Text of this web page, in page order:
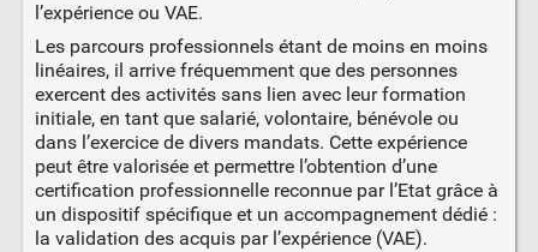
l’expérience ou VAE.
Les parcours professionnels étant de moins en moins
linéaires, il arrive fréquemment que des personnes
exercent des activités sans lien avec leur formation
initiale, en tant que salarié, volontaire, bénévole ou
dans l’exercice de divers mandats. Cette expérience
peut être valorisée et permettre l’obtention d’une
certification professionnelle reconnue par l’Etat grâce à
un dispositif spécifique et un accompagnement dédié :
la validation des acquis par l’expérience (VAE).